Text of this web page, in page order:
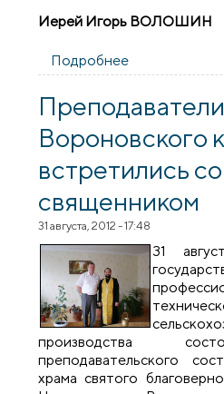
Иерей Игорь ВОЛОШИН
Подробнее
Вороново
Преподаватели
Вороновского
встретились со
священником
31 августа, 2012 - 17:48
31
производства
преподавательского
храма святого